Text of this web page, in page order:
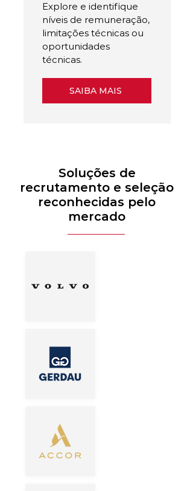
Explore e identifique
níveis de remuneração,
limitações técnicas ou
oportunidades
técnicas.
SAIBA MAIS
Soluções de
recrutamento e seleção
reconhecidas pelo
mercado